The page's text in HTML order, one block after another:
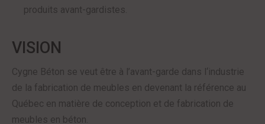
produits avant-gardistes.
VISION
Cygne Béton se veut être à l’avant-garde dans l‘industrie
de la fabrication de meubles en devenant la référence au
Québec en matière de conception et de fabrication de
meubles en béton.